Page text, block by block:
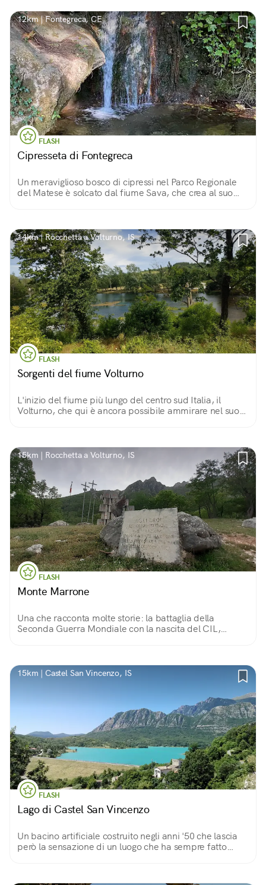
12km | Fontegreca, CE
FLASH
Cipresseta di Fontegreca
Un meraviglioso bosco di cipressi nel Parco Regionale
del Matese è solcato dal fiume Sava, che crea al suo
14km | Rocchetta a Volturno, IS
FLASH
Sorgenti del fiume Volturno
L'inizio del fiume più lungo del centro sud Italia, il
Volturno, che qui è ancora possibile ammirare nel suo
15km | Rocchetta a Volturno, IS
FLASH
Monte Marrone
Una che racconta molte storie: la battaglia della
Seconda Guerra Mondiale con la nascita del CIL,
15km | Castel San Vincenzo, IS
FLASH
Lago di Castel San Vincenzo
Un bacino artificiale costruito negli anni '50 che lascia
però la sensazione di un luogo che ha sempre fatto